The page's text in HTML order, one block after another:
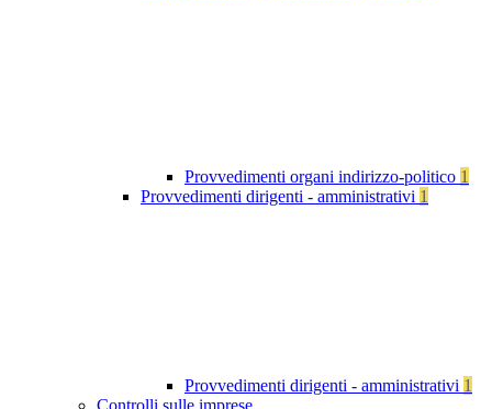
Provvedimenti organi indirizzo-politico 1
Provvedimenti dirigenti - amministrativi 1
Provvedimenti dirigenti - amministrativi 1